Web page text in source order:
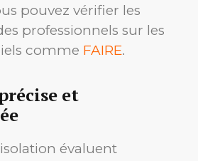
pouvez vérifier les
professionnels sur les
comme FAIRE.
et
évaluent